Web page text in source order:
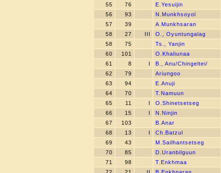
55
76
E.Yesuijin
56
93
N.Munkhsoyol
57
39
A.Munkhsaran
58
27 III
O., Oyuntungalag
58
75
Ts., Yanjin
60
101
O.Khaliunaa
61
8 I
B., Anu/Chingeltei/
62
79
Ariungoo
63
94
E.Anuji
64
70
T.Namuun
65
11 I
O.Shinetsetseg
66
15 I
N.Ninjin
67
103
B.Anar
68
13 I
Ch.Batzul
69
43
M.Sailhantsetseg
70
85
D.Uranbilguun
71
98
T.Enkhmaa